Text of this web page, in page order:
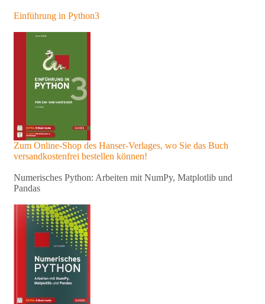
Einführung in Python3
Zum Online-Shop des Hanser-Verlages, wo Sie das Buch
versandkostenfrei bestellen können!
Numerisches Python: Arbeiten mit NumPy, Matplotlib und
Pandas